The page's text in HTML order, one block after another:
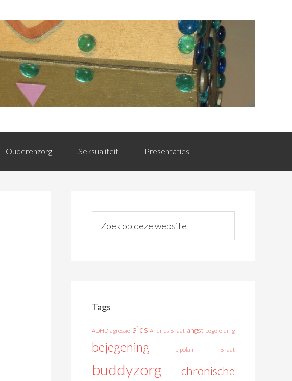
Ouderenzorg Seksualiteit Presentaties
Tags
ADHD agressie aids Andries Braat angst begeleiding
bejegening bipolair Braat
buddyzorg
chronische